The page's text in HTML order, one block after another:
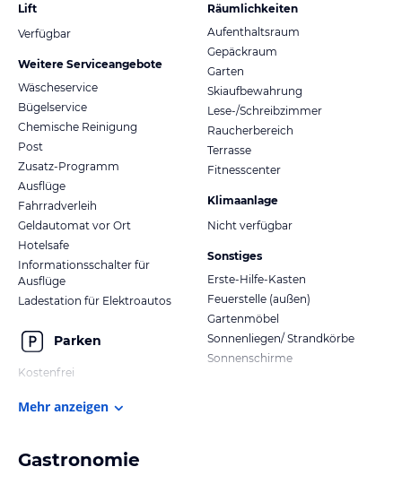
Lift
Verfügbar
Weitere Serviceangebote
Wäscheservice
Bügelservice
Chemische Reinigung
Post
Zusatz-Programm
Ausflüge
Fahrradverleih
Geldautomat vor Ort
Hotelsafe
Informationsschalter für
Ausflüge
Ladestation für Elektroautos
Parken
Kostenfrei
Räumlichkeiten
Aufenthaltsraum
Gepäckraum
Garten
Skiaufbewahrung
Lese-/Schreibzimmer
Raucherbereich
Terrasse
Fitnesscenter
Klimaanlage
Nicht verfügbar
Sonstiges
Erste-Hilfe-Kasten
Feuerstelle (außen)
Gartenmöbel
Sonnenliegen/ Strandkörbe
Sonnenschirme
Mehr anzeigen
Gastronomie